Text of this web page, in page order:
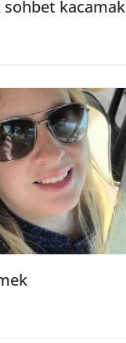
sohbet kacamak